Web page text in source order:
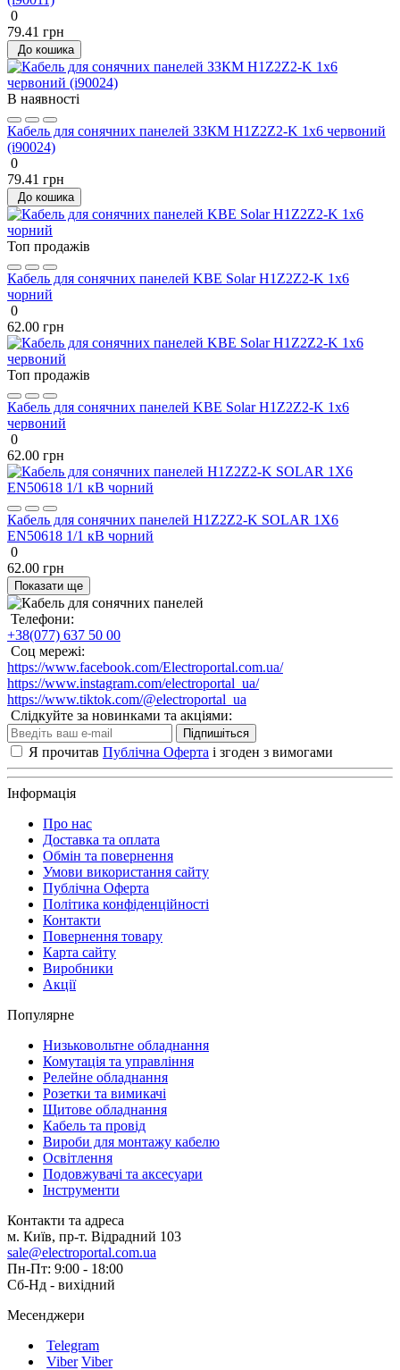
0
79.41 грн
До кошика
В наявності
Кабель для сонячних панелей ЗЗКМ H1Z2Z2-K 1х6 червоний
(і90024)
0
79.41 грн
До кошика
Топ продажів
Кабель для сонячних панелей KBE Solar H1Z2Z2-K 1х6
чорний
0
62.00 грн
Топ продажів
Кабель для сонячних панелей KBE Solar H1Z2Z2-K 1х6
червоний
0
62.00 грн
Кабель для сонячних панелей H1Z2Z2-K SOLAR 1X6
EN50618 1/1 кВ чорний
0
62.00 грн
Показати ще
Телефони:
+38(077) 637 50 00
Соц мережі:
https://www.facebook.com/Electroportal.com.ua/
https://www.instagram.com/electroportal_ua/
https://www.tiktok.com/@electroportal_ua
Слідкуйте за новинками та акціями:
Підпишіться
Я прочитав Публічна Оферта і згоден з вимогами
Інформація
Про нас
Доставка та оплата
Обмін та повернення
Умови використання сайту
Публічна Оферта
Політика конфіденційності
Контакти
Повернення товару
Карта сайту
Виробники
Акції
Популярне
Низьковольтне обладнання
Комутація та управління
Релейне обладнання
Розетки та вимикачі
Щитове обладнання
Кабель та провід
Вироби для монтажу кабелю
Освітлення
Подовжувачі та аксесуари
Інструменти
Контакти та адреса
м. Київ, пр-т. Відрадний 103
sale@electroportal.com.ua
Пн-Пт: 9:00 - 18:00
Сб-Нд - вихідний
Месенджери
Telegram
Viber Viber